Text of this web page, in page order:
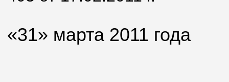
«31» марта 2011 года